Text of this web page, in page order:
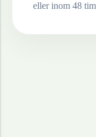
eller inom 48